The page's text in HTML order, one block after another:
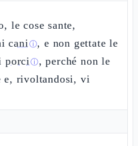
le cose sante,
caniⓘ, e non gettate le
porciⓘ, perché non le
e, rivoltandosi, vi